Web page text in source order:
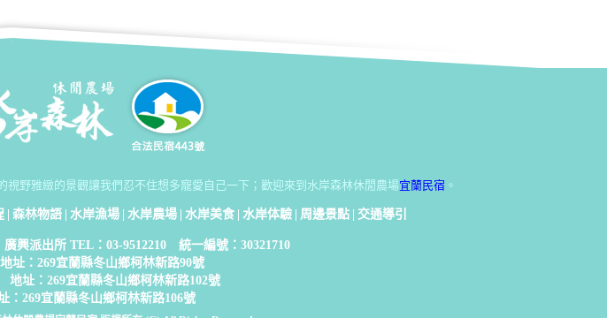
野雅緻的景觀讓我們忍不住想多寵愛自己一下；歡迎來到水岸森林休閒農場宜蘭民宿 。
森林物語 水岸漁場 水岸農場 水岸美食 水岸体驗 周邊景點 交通導引
派出所 TEL：03-9512210 統一編號：30321710
址：269宜蘭縣冬山鄉柯林新路90號
址：269宜蘭縣冬山鄉柯林新路102號
269宜蘭縣冬山鄉柯林新路106號